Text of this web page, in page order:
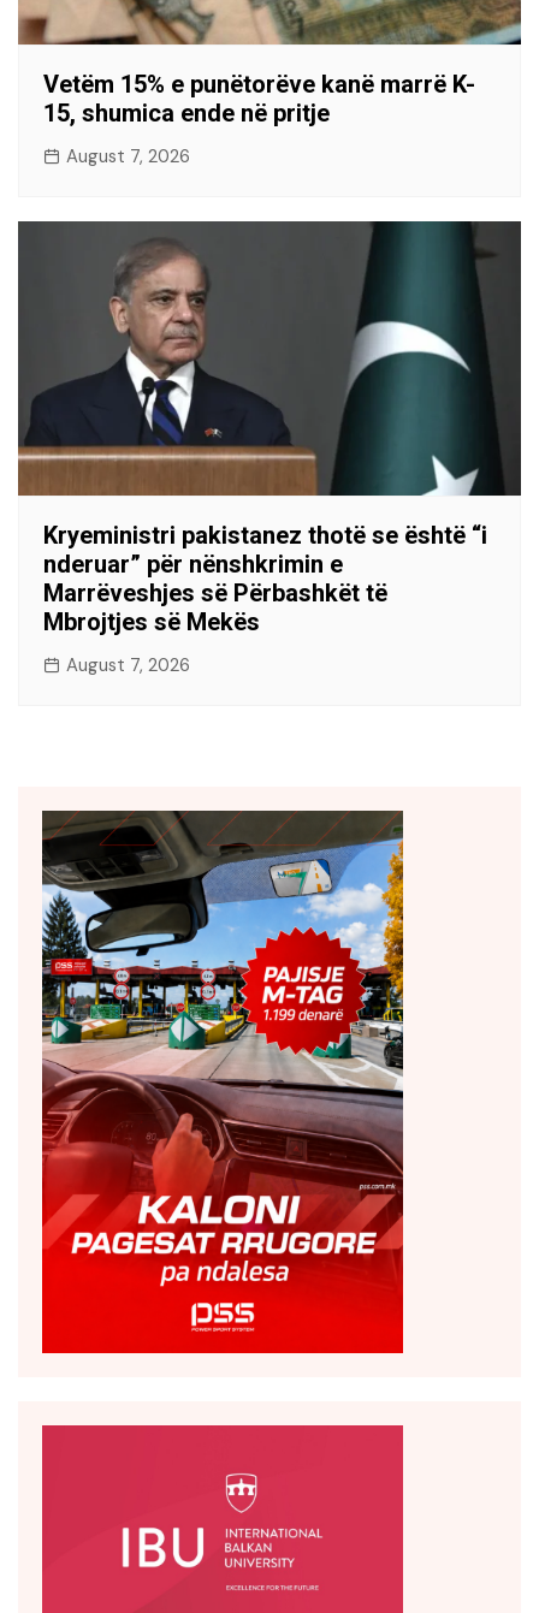
Vetëm 15% e punëtorëve kanë marrë K-
15, shumica ende në pritje
August 7, 2026
Kryeministri pakistanez thotë se është “i
nderuar” për nënshkrimin e
Marrëveshjes së Përbashkët të
Mbrojtjes së Mekës
August 7, 2026